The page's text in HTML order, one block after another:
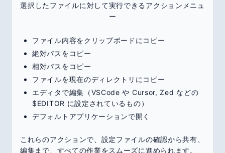
選択したファイルに対して実行できるアクションメニュ
ー
ファイル内容をクリップボードにコピー
絶対パスをコピー
相対パスをコピー
ファイルを現在のディレクトリにコピー
エディタで編集（VSCode や Cursor, Zed などの
$EDITOR に設定されているもの）
デフォルトアプリケーションで開く
これらのアクションで、設定ファイルの確認から共有、
編集まで、すべての作業をスムーズに進められます。